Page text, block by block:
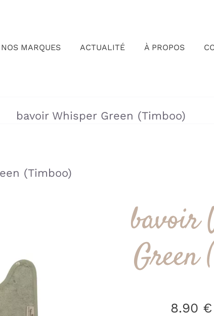
NOS MARQUES ACTUALITÉ À PROPOS
bavoir Whisper Green (Timboo)
(Timboo)
bavoir
Green
8.90 €